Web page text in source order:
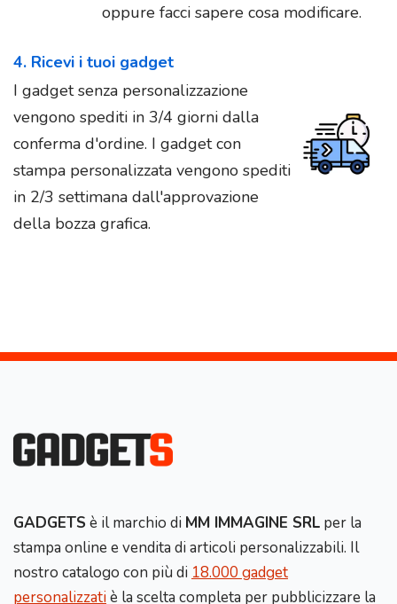
oppure facci sapere cosa modificare.
4. Ricevi i tuoi gadget
I gadget senza personalizzazione
vengono spediti in 3/4 giorni dalla
conferma d'ordine. I gadget con
stampa personalizzata vengono spediti
in 2/3 settimana dall'approvazione
della bozza grafica.
GADGETS è il marchio di MM IMMAGINE SRL per la
stampa online e vendita di articoli personalizzabili. Il
nostro catalogo con più di 18.000 gadget
personalizzatiè la scelta completa per pubblicizzare la